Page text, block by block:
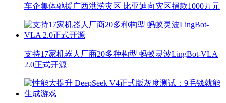
车企集体驰援广西洪涝灾区 比亚迪向灾区捐款1000万元
支持17家机器人厂商20多种构型 蚂蚁灵波LingBot-VLA
2.0正式开源